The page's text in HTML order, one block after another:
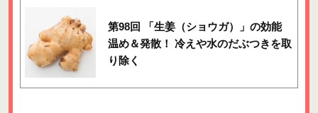
第98回 「生姜（ショウガ）」の効能
温め＆発散！ 冷えや水のだぶつきを取
り除く